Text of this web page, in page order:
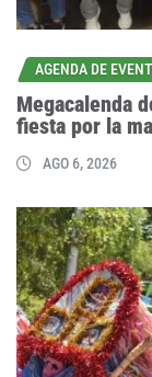
AGENDA DE
Megacalenda
fiesta por la
AGO 6, 2026